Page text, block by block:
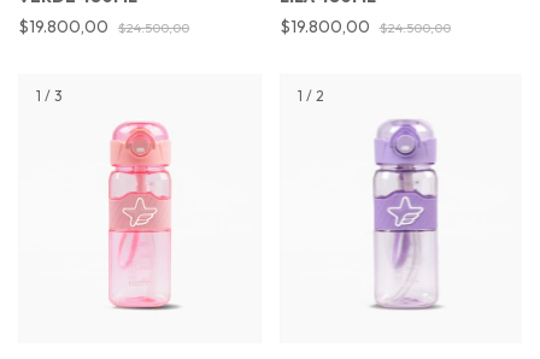
$19.800,00
$24.500,00
$19.800,00
$24.500,00
1 / 3 1 / 2